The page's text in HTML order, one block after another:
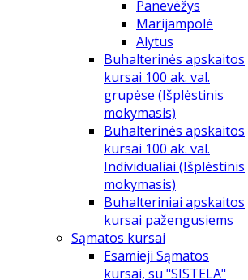
Panevėžys
Marijampolė
Alytus
Buhalterinės apskaitos
kursai 100 ak. val.
grupėse (Išplėstinis
mokymasis)
Buhalterinės apskaitos
kursai 100 ak. val.
Individualiai (Išplėstinis
mokymasis)
Buhalteriniai apskaitos
kursai pažengusiems
Sąmatos kursai
Esamieji Sąmatos
kursai, su "SISTELA"